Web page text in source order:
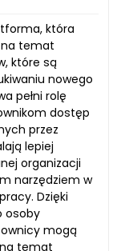
która
temat
które są
nowego
pełni rolę
dostęp
przez
lepiej
organizacji
narzędziem w
Dzięki
osoby
mogą
temat